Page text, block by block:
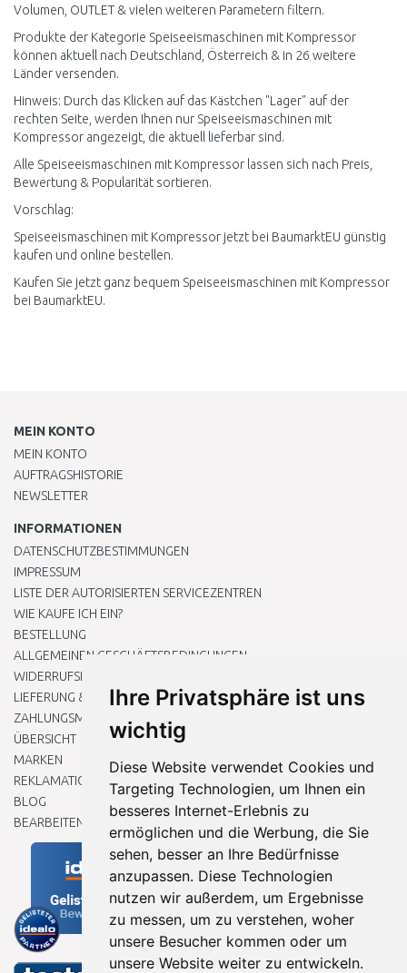
Ihre Privatsphäre ist uns
wichtig
Diese Website verwendet Cookies und
Targeting Technologien, um Ihnen ein
besseres Internet-Erlebnis zu
ermöglichen und die Werbung, die Sie
sehen, besser an Ihre Bedürfnisse
anzupassen. Diese Technologien
nutzen wir außerdem, um Ergebnisse
zu messen, um zu verstehen, woher
unsere Besucher kommen oder um
unsere Website weiter zu entwickeln.
Volumen, OUTLET & vielen weiteren Parametern filtern.
Produkte der Kategorie Speiseeismaschinen mit Kompressor
können aktuell nach Deutschland, Österreich & in 26 weitere
Länder versenden.
Hinweis: Durch das Klicken auf das Kästchen "Lager" auf der
rechten Seite, werden Ihnen nur Speiseeismaschinen mit
Kompressor angezeigt, die aktuell lieferbar sind.
Alle Speiseeismaschinen mit Kompressor lassen sich nach Preis,
Bewertung & Popularität sortieren.
Vorschlag:
Speiseeismaschinen mit Kompressor jetzt bei BaumarktEU günstig
kaufen und online bestellen.
Kaufen Sie jetzt ganz bequem Speiseeismaschinen mit Kompressor
bei BaumarktEU.
MEIN KONTO
MEIN KONTO
AUFTRAGSHISTORIE
NEWSLETTER
INFORMATIONEN
DATENSCHUTZBESTIMMUNGEN
IMPRESSUM
LISTE DER AUTORISIERTEN SERVICEZENTREN
WIE KAUFE ICH EIN?
BESTELLUNG
ALLGEMEINEN GESCHÄFTSBEDINGUNGEN
WIDERRUFSRECHT
LIEFERUNG & ZAHLUNG
ZAHLUNGSMETHODEN
ÜBERSICHT
MARKEN
REKLAMATIONEN UND RETOUREN
BLOG
BEARBEITEN SIE MEINE COOKIE-EINSTELLUNGEN